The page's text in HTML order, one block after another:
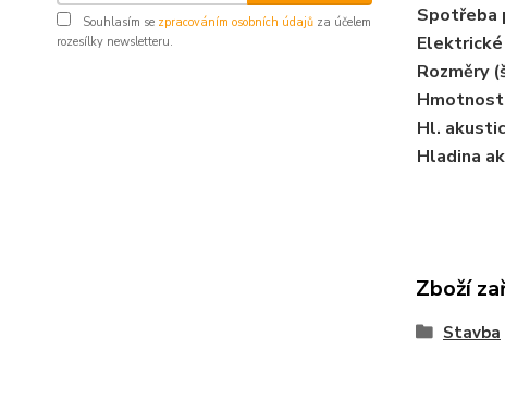
Souhlasím se zpracováním osobních údajů za účelem
rozesílky newsletteru.
Spotřeba
Rozměry
Hmotnost
Hl.
Hladina
Zboží
Stavba